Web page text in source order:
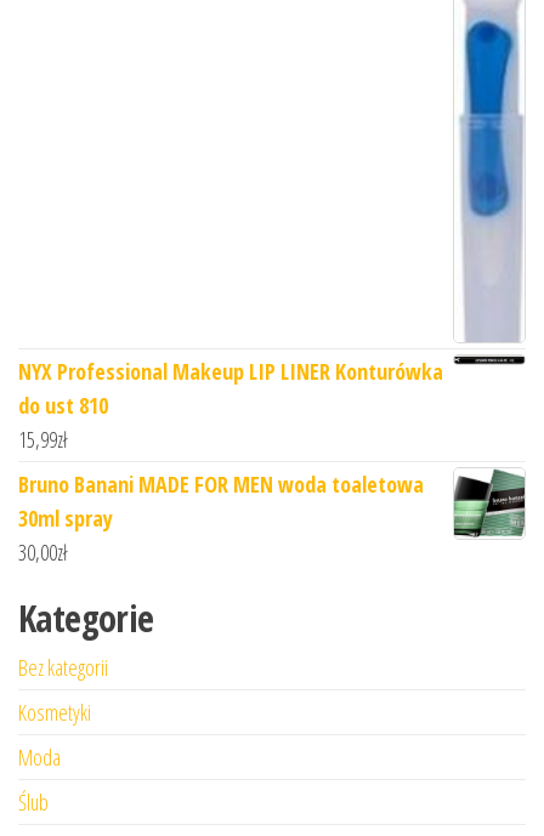
NYX Professional Makeup LIP LINER Konturówka
do ust 810
15,99zł
Bruno Banani MADE FOR MEN woda toaletowa
30ml spray
30,00zł
Kategorie
Bez kategorii
Kosmetyki
Moda
Ślub